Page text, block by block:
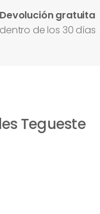
Devolución gratuita
dentro de los 30 días
Tegueste